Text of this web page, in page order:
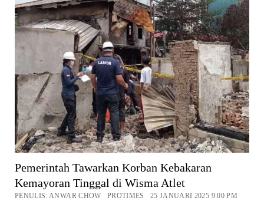
Pemerintah Tawarkan Korban Kebakaran
Kemayoran Tinggal di Wisma Atlet
PENULIS: ANWAR CHOW PROTIMES 25 JANUARI 2025 9:00 PM